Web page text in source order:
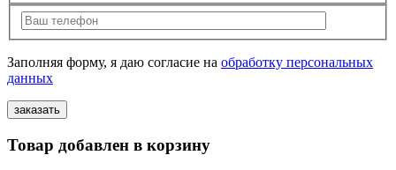
Заполняя форму, я даю согласие на обработку персональных
данных
Товар добавлен в корзину